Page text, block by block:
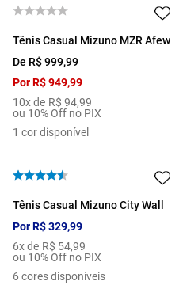
Tênis Casual Mizuno MZR Afew
De R$999,99
PorR$949,99
10x de R$ 94,99
ou 10% Off no PIX
1 cor disponível
Tênis Casual Mizuno City Wall
PorR$329,99
6x de R$ 54,99
ou 10% Off no PIX
6 cores disponíveis